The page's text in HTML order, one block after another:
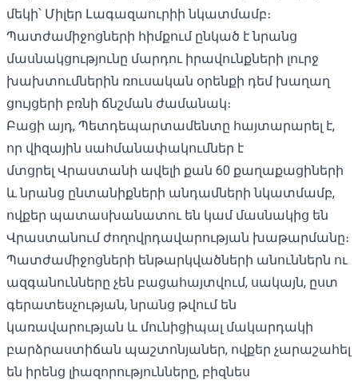
մեկի՝ Միլեր Լագազաուրիի նկատմամբ։
Պատժամիջոցների հիմքում ընկած է նրանց
մասնակցությունը մարդու իրավունքների լուրջ
խախտումներին ռուսական օրենքի դեմ խաղաղ
ցույցերի բռնի ճնշման ժամանակ։
Բացի այդ, Պետդեպարտամենտը հայտարարել է,
որ վիզային սահմանափակումներ է
մտցրել Վրաստանի ավելի քան 60 քաղաքացիների
և նրանց ընտանիքների անդամների նկատմամբ,
ովքեր պատասխանատու են կամ մասնակից են
Վրաստանում ժողովրդավարության խաթարմանը։
Պատժամիջոցների ենթարկվածների անուններն ու
ազգանունները չեն բացահայտվում, սակայն, ըստ
գերատեսչության, նրանց թվում են
կառավարության և մունիցիպալ մակարդակի
բարձրաստիճան պաշտոնյաներ, ովքեր չարաշահել
են իրենց լիազորությունները, բիզնես